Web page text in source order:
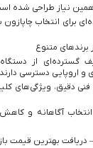
همین نیاز طراحی شده
برای انتخاب چاپازون
برندهای متنوع
گسترده‌ای از
و اروپایی دسترسی دارند
دقیق، ویژگی‌های
انتخاب آگاهانه و
بهترین قیمت